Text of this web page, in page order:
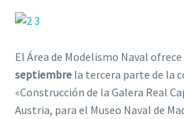
El Área de Modelismo Naval ofrece
septiembre la tercera parte de la
«Construcción de la Galera Real
Austria, para el Museo Naval de